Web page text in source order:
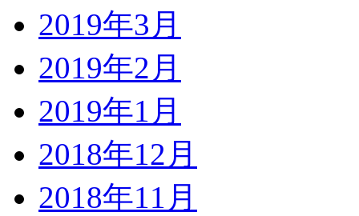
2019年3月
2019年2月
2019年1月
2018年12月
2018年11月